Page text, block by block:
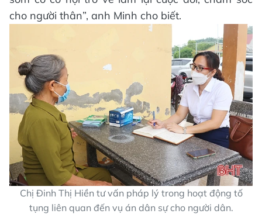
cho người thân”, anh Minh cho biết.
Chị Đinh Thị Hiền tư vấn pháp lý trong hoạt động tố
tụng liên quan đến vụ án dân sự cho người dân.